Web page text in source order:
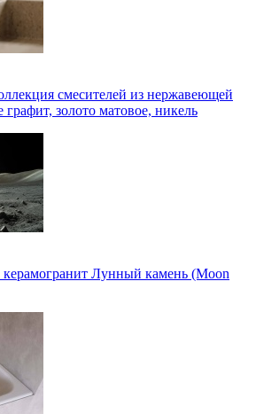
смесителей из нержавеющей
золото матовое, никель
Лунный камень (Moon